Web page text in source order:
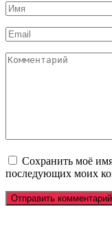
Имя
*
Email
*
Комментарий
Сохранить моё
последующих моих